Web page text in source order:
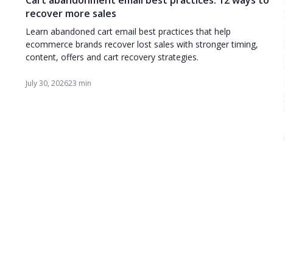
recover more sales
Learn abandoned cart email best practices that help
ecommerce brands recover lost sales with stronger timing,
content, offers and cart recovery strategies.
July 30, 202623 min